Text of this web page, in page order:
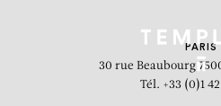
PARIS
30 rue Beaubourg
Tél. +33 (0)1 42